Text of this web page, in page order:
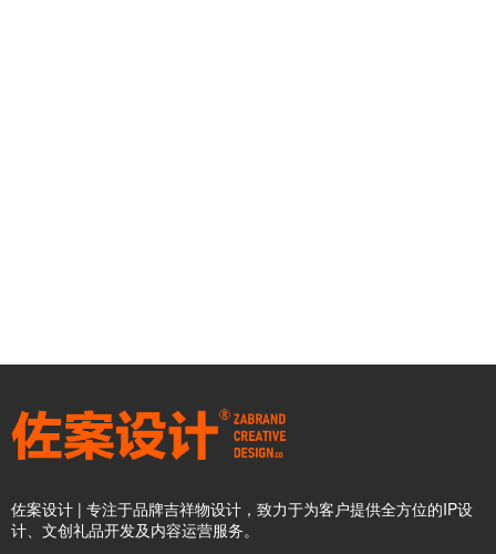
佐案设计 | 专注于品牌吉祥物设计，致力于为客户提供全方位的IP设
计、文创礼品开发及内容运营服务。